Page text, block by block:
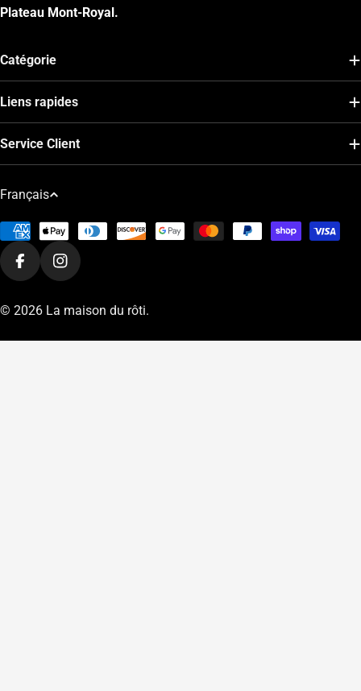
Plateau Mont-Royal.
Catégorie
Liens rapides
Service Client
L
n
g
u
Français
Modes
de
paiement
FacebookInstagram
© 2026 La maison du rôti.